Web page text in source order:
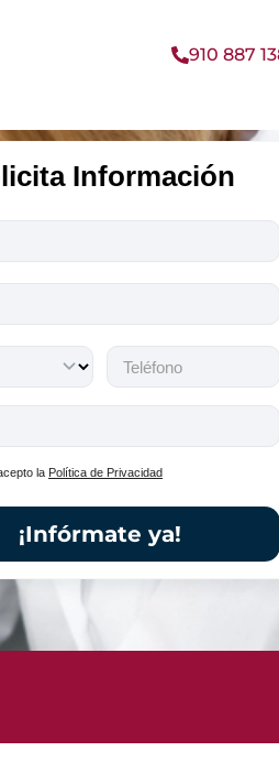
910 887
Información
la Política de Privacidad
¡Infórmate ya!